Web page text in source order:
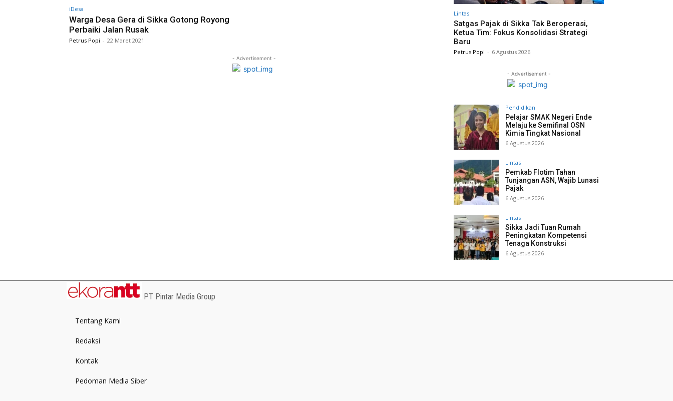
iDesa
Warga Desa Gera di Sikka Gotong Royong
Perbaiki Jalan Rusak
Petrus Popi - 22 Maret 2021
- Advertisement -
Lintas
Satgas Pajak di Sikka Tak Beroperasi,
Ketua Tim: Fokus Konsolidasi Strategi
Baru
Petrus Popi - 6 Agustus 2026
- Advertisement -
Pendidikan
Pelajar SMAK Negeri Ende
Melaju ke Semifinal OSN
Kimia Tingkat Nasional
6 Agustus 2026
Lintas
Pemkab Flotim Tahan
Tunjangan ASN, Wajib Lunasi
Pajak
6 Agustus 2026
Lintas
Sikka Jadi Tuan Rumah
Peningkatan Kompetensi
Tenaga Konstruksi
6 Agustus 2026
PT Pintar Media Group
Tentang Kami
Redaksi
Kontak
Pedoman Media Siber